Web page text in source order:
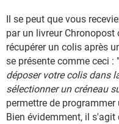
Il se peut que vous
par un livreur
récupérer un colis après
se présente comme ceci : "
déposer votre colis dans
sélectionner un créneau
permettre de
Bien évidemment, il